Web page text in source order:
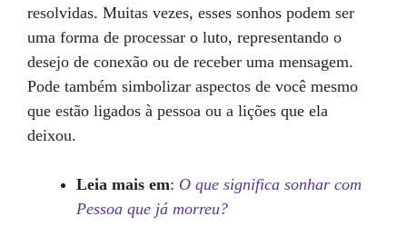
resolvidas. Muitas vezes, esses sonhos podem ser
uma forma de processar o luto, representando o
desejo de conexão ou de receber uma mensagem.
Pode também simbolizar aspectos de você mesmo
que estão ligados à pessoa ou a lições que ela
deixou.
Leia mais em: O que significa sonhar com
Pessoa que já morreu?